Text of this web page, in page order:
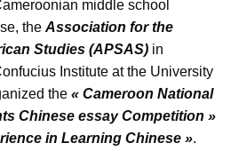
middle school
the Association for the
Studies (APSAS) in
Institute at the University
the « Cameroon National
Chinese essay Competition »
in Learning Chinese ».